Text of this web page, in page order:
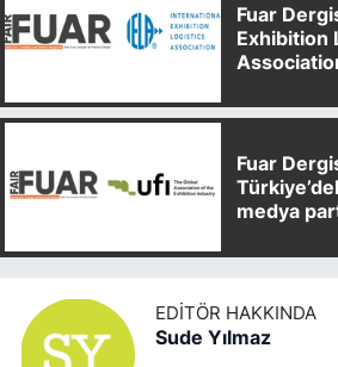
Fuar
Exhibition
Fuar
medya
EDITÖR HAKKINDA
Sude Yılmaz